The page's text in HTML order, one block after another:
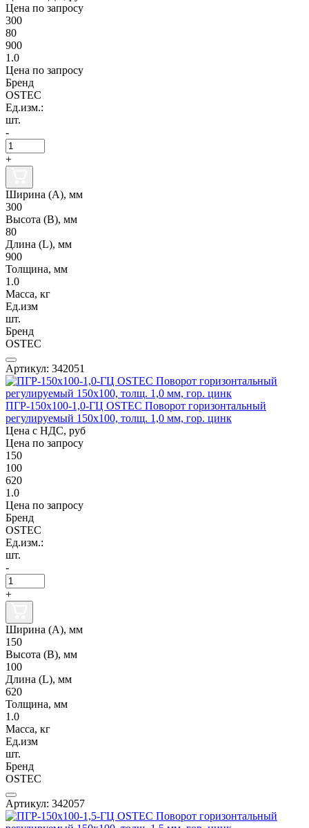
Цена по запросу
300
80
900
1.0
Цена по запросу
Бренд
OSTEC
Ед.изм.:
шт.
-
+
Ширина (А), мм
300
Высота (В), мм
80
Длина (L), мм
900
Толщина, мм
1.0
Масса, кг
Ед.изм
шт.
Бренд
OSTEC
Артикул: 342051
ПГР-150х100-1,0-ГЦ OSTEC Поворот горизонтальный
регулируемый 150х100, толщ. 1,0 мм, гор. цинк
Цена с НДС, руб
Цена по запросу
150
100
620
1.0
Цена по запросу
Бренд
OSTEC
Ед.изм.:
шт.
-
+
Ширина (А), мм
150
Высота (В), мм
100
Длина (L), мм
620
Толщина, мм
1.0
Масса, кг
Ед.изм
шт.
Бренд
OSTEC
Артикул: 342057